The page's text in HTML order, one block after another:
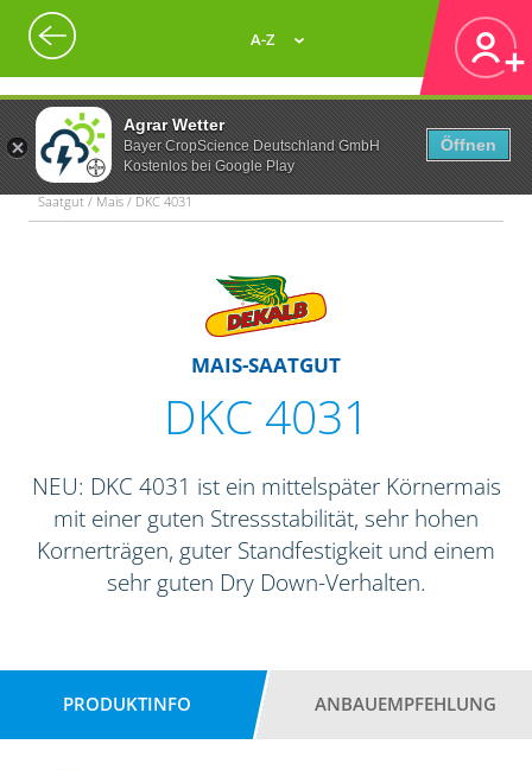
Agrar Wetter
Bayer CropScience Deutschland GmbH
Kostenlos bei Google Play
Öffnen
A-Z
Saatgut / Mais / DKC 4031
MAIS-SAATGUT
DKC 4031
NEU: DKC 4031 ist ein mittelspäter Körnermais
mit einer guten Stressstabilität, sehr hohen
Kornerträgen, guter Standfestigkeit und einem
sehr guten Dry Down-Verhalten.
PRODUKTINFO ANBAUEMPFEHLUNG